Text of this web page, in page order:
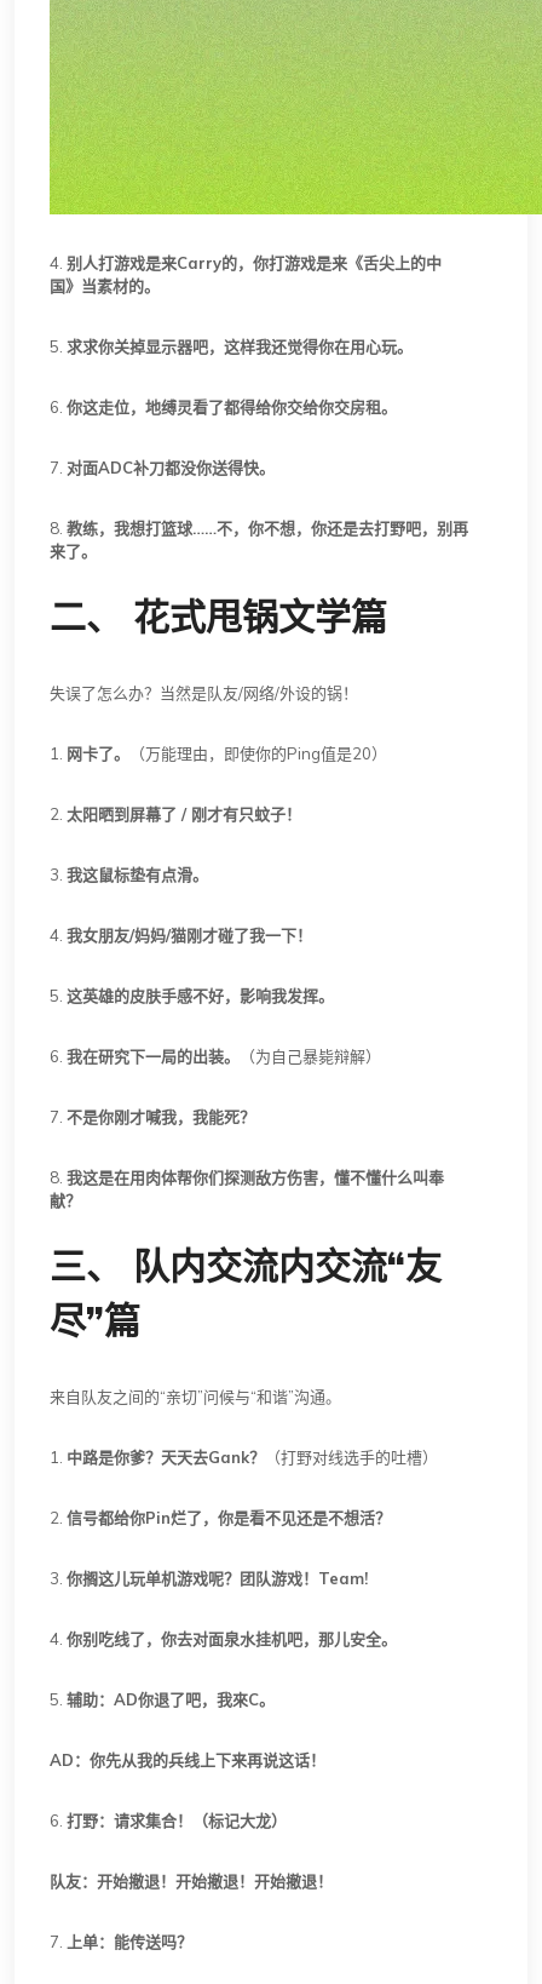
4. 别人打游戏是来Carry的，你打游戏是来《舌尖上的中
国》当素材的。
5. 求求你关掉显示器吧，这样我还觉得你在用心玩。
6. 你这走位，地缚灵看了都得给你交给你交房租。
7. 对面ADC补刀都没你送得快。
8. 教练，我想打篮球……不，你不想，你还是去打野吧，别再
来了。
二、 花式甩锅文学篇
失误了怎么办？当然是队友/网络/外设的锅！
1. 网卡了。 （万能理由，即使你的Ping值是20）
2. 太阳晒到屏幕了 / 刚才有只蚊子！
3. 我这鼠标垫有点滑。
4. 我女朋友/妈妈/猫刚才碰了我一下！
5. 这英雄的皮肤手感不好，影响我发挥。
6. 我在研究下一局的出装。 （为自己暴毙辩解）
7. 不是你刚才喊我，我能死？
8. 我这是在用肉体帮你们探测敌方伤害，懂不懂什么叫奉
献？
三、 队内交流内交流“友
尽”篇
来自队友之间的“亲切”问候与“和谐”沟通。
1. 中路是你爹？天天去Gank？ （打野对线选手的吐槽）
2. 信号都给你Pin烂了，你是看不见还是不想活？
3. 你搁这儿玩单机游戏呢？团队游戏！Team!
4. 你别吃线了，你去对面泉水挂机吧，那儿安全。
5. 辅助：AD你退了吧，我來C。
AD：你先从我的兵线上下来再说这话！
6. 打野：请求集合！（标记大龙）
队友：开始撤退！开始撤退！开始撤退！
7. 上单：能传送吗？